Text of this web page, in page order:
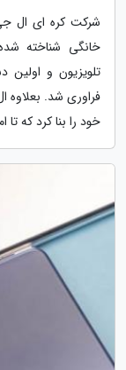
شرکت کره ای ال
خانگی شناخته
تلویزیون و اولین
خود را بنا کرد که